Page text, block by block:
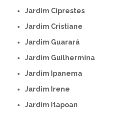
Jardim Ciprestes
Jardim Cristiane
Jardim Guarará
Jardim Guilhermina
Jardim Ipanema
Jardim Irene
Jardim Itapoan